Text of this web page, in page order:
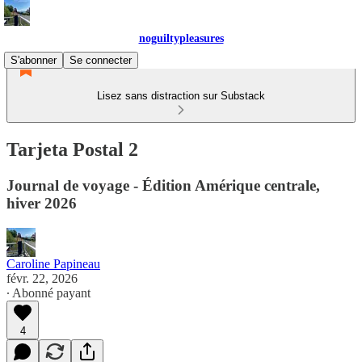
noguiltypleasures
S'abonner
Se connecter
Lisez sans distraction sur Substack
Tarjeta Postal 2
Journal de voyage - Édition Amérique centrale,
hiver 2026
Caroline Papineau
févr. 22, 2026
∙ Abonné payant
4